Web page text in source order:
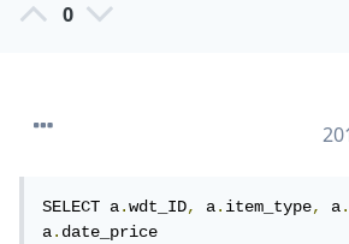
0
SELECT a.wdt_ID, a.item_type, a
a.date_price